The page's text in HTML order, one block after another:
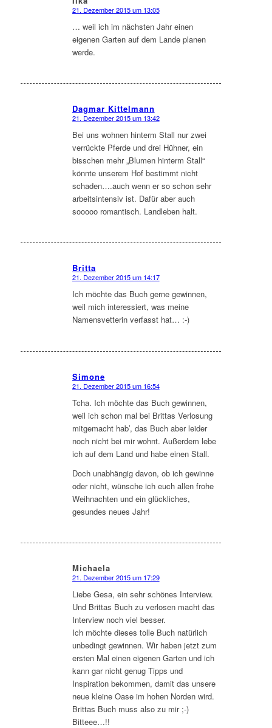
sagte:
21. Dezember 2015 um 13:05
… weil ich im nächsten Jahr einen
eigenen Garten auf dem Lande planen
werde.
Dagmar Kittelmann
sagte:
21. Dezember 2015 um 13:42
Bei uns wohnen hinterm Stall nur zwei
verrückte Pferde und drei Hühner, ein
bisschen mehr „Blumen hinterm Stall“
könnte unserem Hof bestimmt nicht
schaden….auch wenn er so schon sehr
arbeitsintensiv ist. Dafür aber auch
sooooo romantisch. Landleben halt.
Britta
sagte:
21. Dezember 2015 um 14:17
Ich möchte das Buch gerne gewinnen,
weil mich interessiert, was meine
Namensvetterin verfasst hat… :-)
Simone
sagte:
21. Dezember 2015 um 16:54
Tcha. Ich möchte das Buch gewinnen,
weil ich schon mal bei Brittas Verlosung
mitgemacht hab’, das Buch aber leider
noch nicht bei mir wohnt. Außerdem lebe
ich auf dem Land und habe einen Stall.
Doch unabhängig davon, ob ich gewinne
oder nicht, wünsche ich euch allen frohe
Weihnachten und ein glückliches,
gesundes neues Jahr!
Michaela
sagte:
21. Dezember 2015 um 17:29
Liebe Gesa, ein sehr schönes Interview.
Und Brittas Buch zu verlosen macht das
Interview noch viel besser.
Ich möchte dieses tolle Buch natürlich
unbedingt gewinnen. Wir haben jetzt zum
ersten Mal einen eigenen Garten und ich
kann gar nicht genug Tipps und
Inspiration bekommen, damit das unsere
neue kleine Oase im hohen Norden wird.
Brittas Buch muss also zu mir ;-)
Bitteee…!!